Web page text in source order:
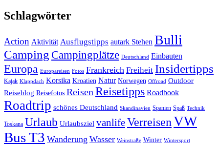
Schlagwörter
Action Aktivität Ausflugstipps autark Stehen Bulli
Camping Campingplätze Deutschland Einbauten
Europa Europareisen Fotos Frankreich Freiheit Insidertipps
Kajak Klappdach Korsika Kroatien Natur Norwegen Offroad Outdoor
Reiseblog Reisefotos ReisenReisetipps Roadbook
Roadtrip schönes Deutschland Skandinavien Spanien Spaß Technik
Toskana Urlaub Urlaubsziel vanlifeVerreisenVW
Bus T3 Wanderung Wasser Weinstraße Winter Wintersport